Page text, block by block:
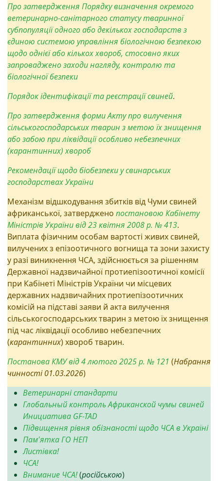
Про затвердження Порядку визначення окремого
ветеринарно-санітарного статусу тваринної
субпопуляції одного або декількох господарств з
єдиною системою управління біологічною безпекою
щодо однієї або кількох хвороб, стосовно яких
запроваджено заходи нагляду, контролю та
біологічної безпеки
Порядок ідентифікації та реєстрації свиней.
Про затвердження форми Акту про вилучення
сільськогосподарських тварин з метою їх знищення
або забою при ліквідації особливо небезпечних
(карантинних) хвороб
Рекомендації щодо біобезпеки у свинарських
господарствах України
Механізм відшкодування збитків від Чуми свиней
африканської, затверджено постановою Кабінету
Міністрів України від 23 квітня 2008 р. № 413.
Виплата фізичним особам вартості живих свиней,
вилучених з епізоотичного вогнища та зони захисту
у разі виникнення ЧСА, здійснюється за рішенням
Державної надзвичайної протиепізоотичної комісії
при Кабінеті Міністрів України чи місцевих
державних надзвичайних протиепізоотичних
комісій на підставі заяви й акта вилучення
сільськогосподарських тварин з метою їх знищення
під час ліквідації особливо небезпечних
(карантинних) хвороб тварин.
Постанова КМУвід 4 лютого 2025 р. № 121 (Набрання
чинності 01.03.2026)
Ветеринарні стандарти
Глобальный контроль Африканской чумы свиней
Инициатива GF-TAD
Підвищення рівня обізнаності щодо ЧСА в Україні
Пам'ятка ГО НЕП
Листівка!
ЧСА!
Внимание ЧСА!(російською)